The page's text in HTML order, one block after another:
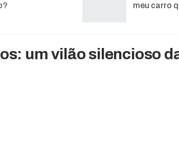
meu carro
um vilão silencioso